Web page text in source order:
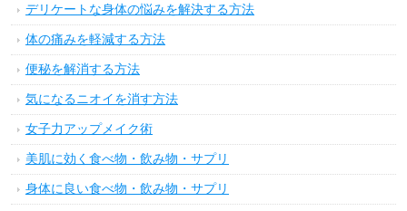
デリケートな身体の悩みを解決する方法
体の痛みを軽減する方法
便秘を解消する方法
気になるニオイを消す方法
女子力アップメイク術
美肌に効く食べ物・飲み物・サプリ
身体に良い食べ物・飲み物・サプリ